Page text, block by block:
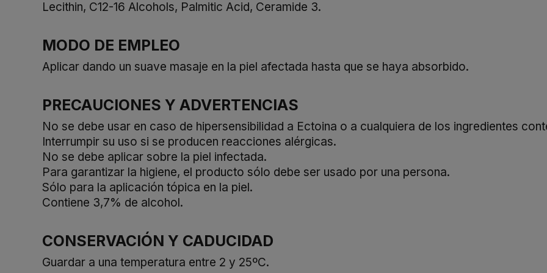
Lecithin, C12-16 Alcohols, Palmitic Acid, Ceramide 3.
MODO DE EMPLEO
Aplicar dando un suave masaje en la piel afectada hasta que se haya absorbido.
PRECAUCIONES Y ADVERTENCIAS
No se debe usar en caso de hipersensibilidad a Ectoina o a cualquiera de los ingredientes
Interrumpir su uso si se producen reacciones alérgicas.
No se debe aplicar sobre la piel infectada.
Para garantizar la higiene, el producto sólo debe ser usado por una persona.
Sólo para la aplicación tópica en la piel.
Contiene 3,7% de alcohol.
CONSERVACIÓN Y CADUCIDAD
Guardar a una temperatura entre 2 y 25ºC.